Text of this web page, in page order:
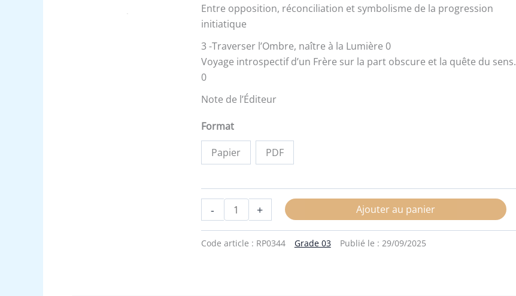
Entre opposition, réconciliation et symbolisme de la progression
initiatique
3 -Traverser l’Ombre, naître à la Lumière 0
Voyage introspectif d’un Frère sur la part obscure et la quête du sens.
0
Note de l’Éditeur
Format
Papier PDF
- + Ajouter au panier
Code article : RP0344 Grade 03 Publié le : 29/09/2025